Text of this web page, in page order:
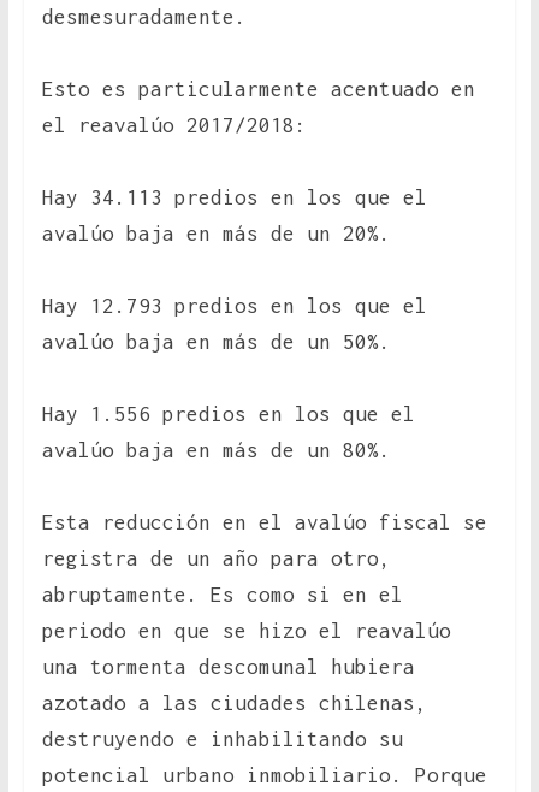
desmesuradamente.
Esto es particularmente acentuado en
el reavalúo 2017/2018:
Hay 34.113 predios en los que el
avalúo baja en más de un 20%.
Hay 12.793 predios en los que el
avalúo baja en más de un 50%.
Hay 1.556 predios en los que el
avalúo baja en más de un 80%.
Esta reducción en el avalúo fiscal se
registra de un año para otro,
abruptamente. Es como si en el
periodo en que se hizo el reavalúo
una tormenta descomunal hubiera
azotado a las ciudades chilenas,
destruyendo e inhabilitando su
potencial urbano inmobiliario. Porque